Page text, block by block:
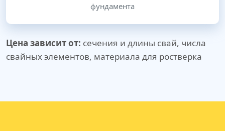
фундамента
Цена зависит от: сечения и длины свай, числа
свайных элементов, материала для ростверка